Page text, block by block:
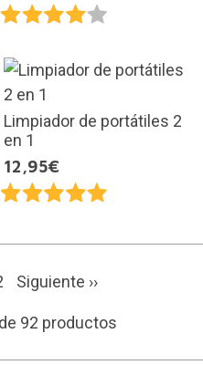
Limpiador de portátiles 2
en 1
12,95€
Siguiente ››
92 productos